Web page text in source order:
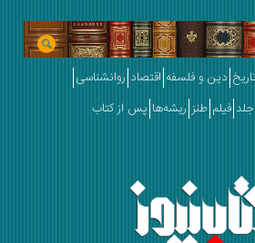
تاریخ دین و فلسفه اقتصاد روانشناسی
فیلم طنز ریشه‌ها پس از کتاب